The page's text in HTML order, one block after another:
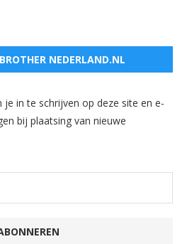
NEDERLAND.NL
in te schrijven op deze site en e-
bij plaatsing van nieuwe